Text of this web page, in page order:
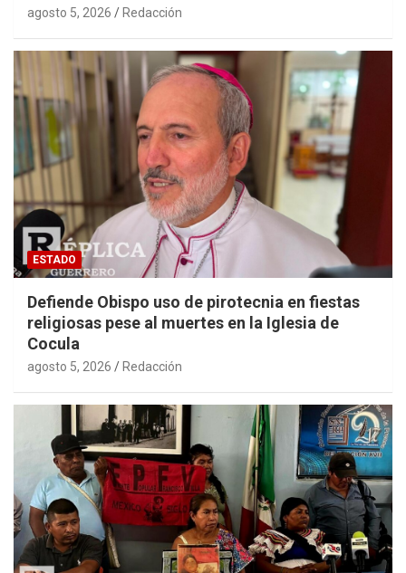
agosto 5, 2026 Redacción
ESTADO
Defiende Obispo uso de pirotecnia en fiestas
religiosas pese al muertes en la Iglesia de
Cocula
agosto 5, 2026 Redacción